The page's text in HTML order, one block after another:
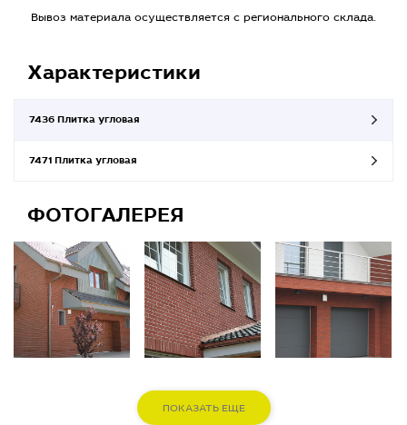
Вывоз материала осуществляется с регионального склада.
Характеристики
7436 Плитка угловая
7471 Плитка угловая
ФОТОГАЛЕРЕЯ
ПОКАЗАТЬ ЕЩЕ